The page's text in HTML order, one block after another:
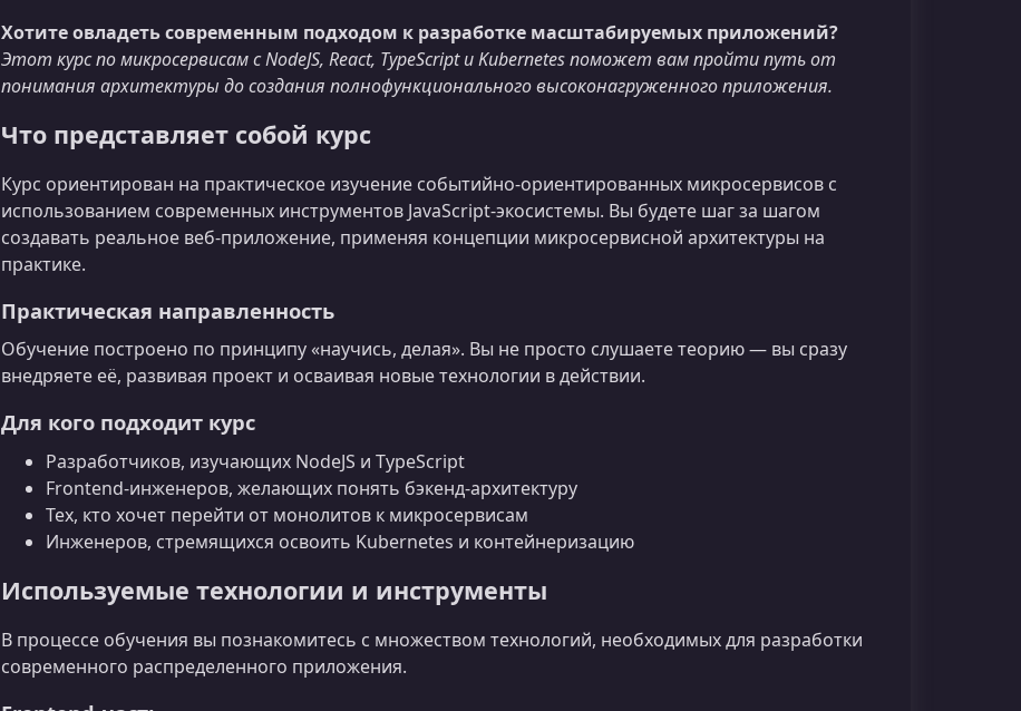
Хотите овладеть современным подходом к разработке масштабируемых приложений?
Этот курс по микросервисам с NodeJS, React, TypeScript и Kubernetes поможет вам пройти путь от
понимания архитектуры до создания полнофункционального высоконагруженного приложения.
Что представляет собой курс
Курс ориентирован на практическое изучение событийно-ориентированных микросервисов с
использованием современных инструментов JavaScript‑экосистемы. Вы будете шаг за шагом
создавать реальное веб-приложение, применяя концепции микросервисной архитектуры на
практике.
Практическая направленность
Обучение построено по принципу «научись, делая». Вы не просто слушаете теорию — вы сразу
внедряете её, развивая проект и осваивая новые технологии в действии.
Для кого подходит курс
Разработчиков, изучающих NodeJS и TypeScript
Frontend‑инженеров, желающих понять бэкенд‑архитектуру
Тех, кто хочет перейти от монолитов к микросервисам
Инженеров, стремящихся освоить Kubernetes и контейнеризацию
Используемые технологии и инструменты
В процессе обучения вы познакомитесь с множеством технологий, необходимых для разработки
современного распределенного приложения.